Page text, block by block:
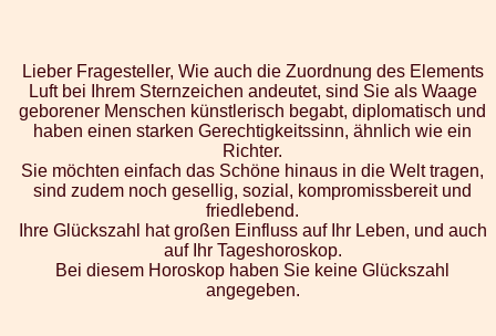
Lieber Fragesteller, Wie auch die Zuordnung des Elements
Luft bei Ihrem Sternzeichen andeutet, sind Sie als Waage
geborener Menschen künstlerisch begabt, diplomatisch und
haben einen starken Gerechtigkeitssinn, ähnlich wie ein
Richter.
Sie möchten einfach das Schöne hinaus in die Welt tragen,
sind zudem noch gesellig, sozial, kompromissbereit und
friedlebend.
Ihre Glückszahl hat großen Einfluss auf Ihr Leben, und auch
auf Ihr Tageshoroskop.
Bei diesem Horoskop haben Sie keine Glückszahl
angegeben.